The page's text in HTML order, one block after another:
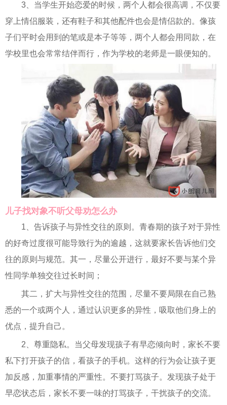
3、当学生开始恋爱的时候，两个人都会很高调，不仅要
穿上情侣服装，还有鞋子和其他配件也会是情侣款的。像孩
子们平时会用到的笔或是本子等等，两个人都会用同款，在
学校里也会常常结伴而行，作为学校的老师是一眼便知的。
儿子找对象不听父母劝怎么办
1、告诉孩子与异性交往的原则。青春期的孩子对于异性
的好奇过度很可能导致行为的逾越，这就要家长告诉他们交
往的原则与规范。其一，尽量公开进行，最好不要与某个异
性同学单独交往过长时间；
其二，扩大与异性交往的范围，尽量不要局限在自己熟
悉的一个或两个人，通过认识更多的异性，吸取他们身上的
优点，提升自己。
2、尊重隐私。当父母发现孩子有早恋倾向时，家长不要
私下打开孩子的信，看孩子的手机。这样的行为会让孩子更
加反感，加重事情的严重性。不要打骂孩子。发现孩子处于
早恋状态后，家长不要一味的打骂孩子，干扰孩子的交流。